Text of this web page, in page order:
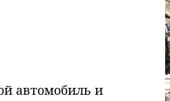
автомобиль и